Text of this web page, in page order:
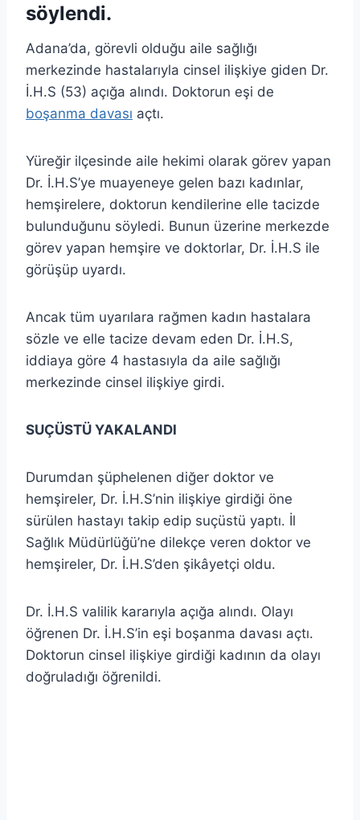
söylendi.
Adana’da, görevli olduğu aile sağlığı
merkezinde hastalarıyla cinsel ilişkiye giden Dr.
İ.H.S (53) açığa alındı. Doktorun eşi de
boşanma davası açtı.
Yüreğir ilçesinde aile hekimi olarak görev yapan
Dr. İ.H.S’ye muayeneye gelen bazı kadınlar,
hemşirelere, doktorun kendilerine elle tacizde
bulunduğunu söyledi. Bunun üzerine merkezde
görev yapan hemşire ve doktorlar, Dr. İ.H.S ile
görüşüp uyardı.
Ancak tüm uyarılara rağmen kadın hastalara
sözle ve elle tacize devam eden Dr. İ.H.S,
iddiaya göre 4 hastasıyla da aile sağlığı
merkezinde cinsel ilişkiye girdi.
SUÇÜSTÜ YAKALANDI
Durumdan şüphelenen diğer doktor ve
hemşireler, Dr. İ.H.S’nin ilişkiye girdiği öne
sürülen hastayı takip edip suçüstü yaptı. İl
Sağlık Müdürlüğü’ne dilekçe veren doktor ve
hemşireler, Dr. İ.H.S’den şikâyetçi oldu.
Dr. İ.H.S valilik kararıyla açığa alındı. Olayı
öğrenen Dr. İ.H.S’in eşi boşanma davası açtı.
Doktorun cinsel ilişkiye girdiği kadının da olayı
doğruladığı öğrenildi.